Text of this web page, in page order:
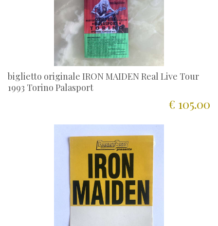
biglietto originale IRON MAIDEN Real Live Tour
1993 Torino Palasport
€ 105.00